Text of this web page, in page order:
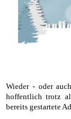
Wieder - oder
hoffentlich trotz
bereits gestartete